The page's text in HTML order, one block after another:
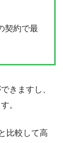
契約で最
きますし、
。
比較して高